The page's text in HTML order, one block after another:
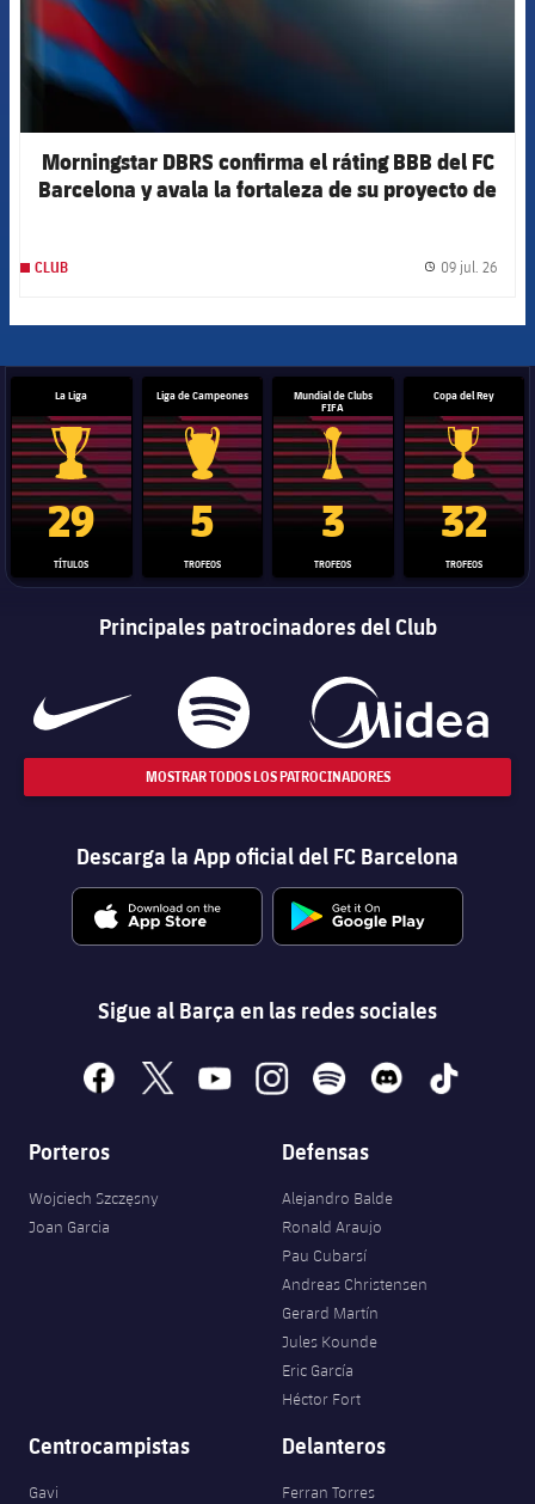
Morningstar DBRS confirma el ráting BBB del FC
Barcelona y avala la fortaleza de su proyecto de
CLUB 09 jul. 26
La Liga
Trofeo de La Liga
29
TÍTULOS
Liga de Campeones
Trofeo de la Liga de Campeones
5
TROFEOS
Mundial de Clubs
FIFA
Trofeo del Mundial de
3
TROFEOS
Copa del Rey
Copa del
32
TROFEOS
Principales patrocinadores del Club
MOSTRAR TODOS LOS PATROCINADORES
Descarga la App oficial del FC Barcelona
Sigue al Barça en las redes sociales
facebook
x youtubeinstagramspotify discord tiktok
Porteros
Wojciech Szczęsny
Joan Garcia
Defensas
Alejandro Balde
Ronald Araujo
Pau Cubarsí
Andreas Christensen
Gerard Martín
Jules Kounde
Eric García
Héctor Fort
Centrocampistas
Gavi
Delanteros
Ferran Torres